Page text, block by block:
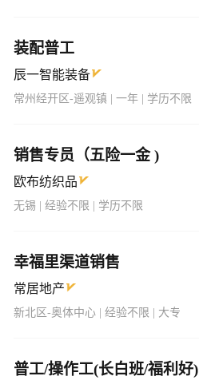
装配普工
辰一智能装备
常州经开区-遥观镇 | 一年 | 学历不限
销售专员（五险一金 )
欧布纺织品
无锡 | 经验不限 | 学历不限
幸福里渠道销售
常居地产
新北区-奥体中心 | 经验不限 | 大专
普工/操作工(长白班/福利好)